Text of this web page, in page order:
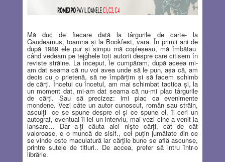
Mă duc de fiecare dată la târgurile de carte- la
Gaudeamus, toamna şi la Bookfest, vara. În primii ani de
după 1989 ele pur şi simpu mă copleşeau, mă îmbătau
când vedeam pe tejghele toţi autorii despre care citisem în
reviste străine. La început, le cumpăram, după aceea mi-
am dat seama că nu voi avea unde să le pun, aşa că, am
decis cu o prietenă, să ne împărţim şi să facem schimb
de cărţi. Încetul cu încetul, am mai schimbat tactica şi, la
un moment dat, mi-am dat seama că nu-mi plac târgurile
de cărţi. Sau să precizez: imi plac ca evenimente
mondene. Vezi câte un autor cunoscut, român sau străin,
asculţi ce se spune despre el şi ce spune el, îi ceri un
autograf, eventual îi iei un interviu, mai vezi cine a venit la
lansare… Dar a-ţi căuta aici nişte cărţi, cât de cât
valoroase, e o muncă de sisif., cel puţin jumătate din ce
se vinde este maculatură iar cărţile bune se află ascunse,
printre sutele de titluri.. De accea, prefer să intru într-o
librărie.